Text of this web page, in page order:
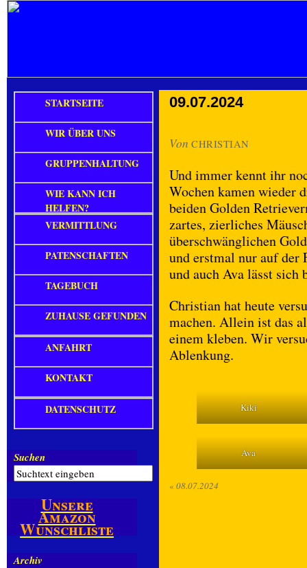
09.07.2024
Von CHRISTIAN
Und immer kennt ihr
Wochen kamen wieder
beiden Golden
zartes, zierliches
überschwänglichen
und erstmal nur auf der
und auch Ava lässt sich
Christian hat heute
machen. Allein ist das
einem kleben. Wir
Ablenkung.
Kiki
Ava
« 08.07.2024
STARTSEITE
WIR ÜBER UNS
GRUPPENHALTUNG
WIE KANN ICH
HELFEN?
VERMITTLUNG
PATENSCHAFTEN
TAGEBUCH
ZUHAUSE GEFUNDEN
ANFAHRT
KONTAKT
DATENSCHUTZ
Suchen
Unsere
Amazon
Wunschliste
Archiv